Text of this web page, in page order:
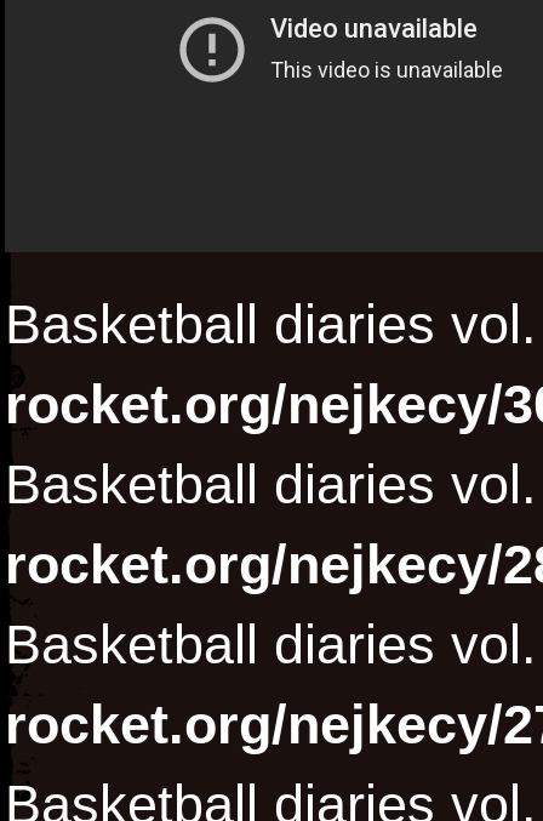
Basketball diaries
rocket.org/nejkecy/
Basketball diaries
rocket.org/nejkecy/
Basketball diaries
rocket.org/nejkecy/
Basketball diaries